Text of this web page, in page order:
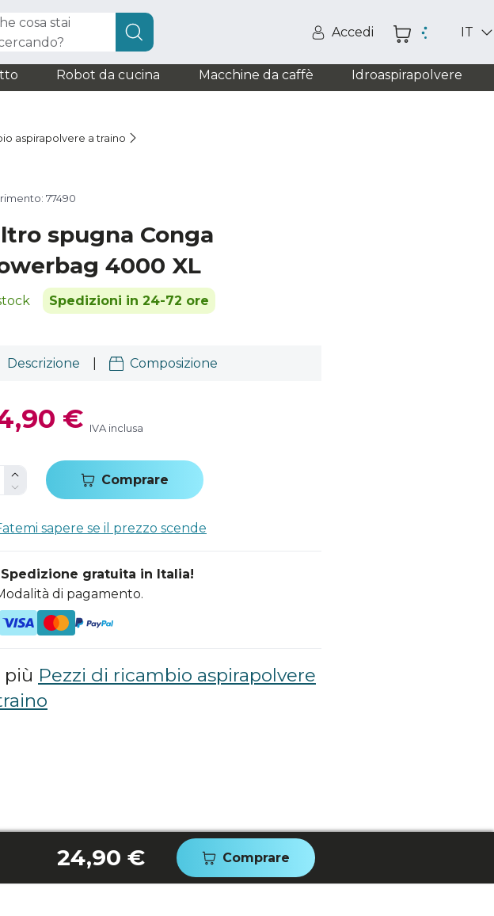
cosa stai
Accedi IT
Robot da cucina Macchine da caffè Idroaspirapolvere
aspirapolvere a traino
77490
spugna Conga
4000 XL
Spedizioni in 24-72 ore
Descrizione Composizione
€ IVA inclusa
Comprare
sapere se il prezzo scende
Spedizione gratuita in Italia!
di pagamento.
più Pezzi di ricambio aspirapolvere
24,90 € Comprare